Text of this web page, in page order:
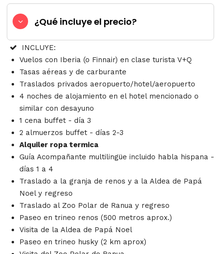
¿Qué incluye el precio?
INCLUYE:
Vuelos con Iberia (o Finnair) en clase turista V+Q
Tasas aéreas y de carburante
Traslados privados aeropuerto/hotel/aeropuerto
4 noches de alojamiento en el hotel mencionado o
similar con desayuno
1 cena buffet - día 3
2 almuerzos buffet - días 2-3
Alquiler ropa termica
Guía Acompañante multilingüe incluido habla hispana -
días 1 a 4
Traslado a la granja de renos y a la Aldea de Papá
Noel y regreso
Traslado al Zoo Polar de Ranua y regreso
Paseo en trineo renos (500 metros aprox.)
Visita de la Aldea de Papá Noel
Paseo en trineo husky (2 km aprox)